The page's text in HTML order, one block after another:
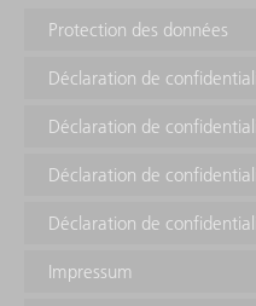
Protection des données
Déclaration de
Déclaration de
Déclaration de
Déclaration de
Impressum